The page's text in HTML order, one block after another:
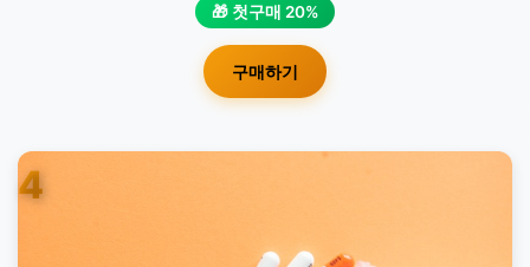
🎁 첫구매 20%
구매하기
4